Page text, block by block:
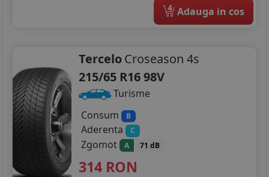
4 Adauga in cos
TerceloCroseason 4s
215/65 R16 98V
Turisme
Consum
B
Aderenta C
Zgomot A 71 dB
314 RON